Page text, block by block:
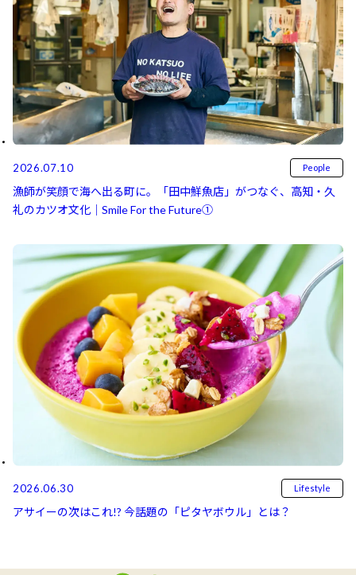
2026.07.10 People
漁師が笑顔で海へ出る町に。「田中鮮魚店」がつなぐ、高知・久
礼のカツオ文化｜Smile For the Future①
2026.06.30 Lifestyle
アサイーの次はこれ!? 今話題の「ピタヤボウル」とは？